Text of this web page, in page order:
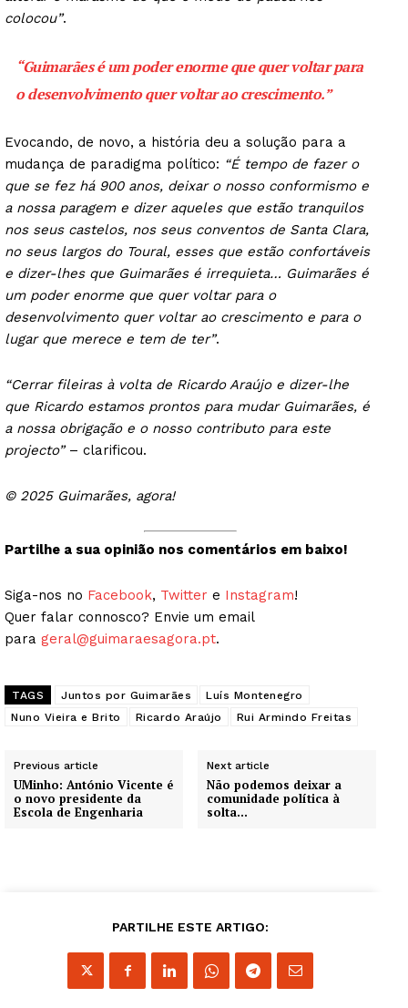
colocou”.
“Guimarães é um poder enorme que quer voltar para
o desenvolvimento quer voltar ao crescimento.”
Evocando, de novo, a história deu a solução para a
mudança de paradigma político: “É tempo de fazer o
que se fez há 900 anos, deixar o nosso conformismo e
a nossa paragem e dizer aqueles que estão tranquilos
nos seus castelos, nos seus conventos de Santa Clara,
no seus largos do Toural, esses que estão confortáveis
e dizer-lhes que Guimarães é irrequieta… Guimarães é
um poder enorme que quer voltar para o
desenvolvimento quer voltar ao crescimento e para o
lugar que merece e tem de ter”.
“Cerrar fileiras à volta de Ricardo Araújo e dizer-lhe
que Ricardo estamos prontos para mudar Guimarães, é
a nossa obrigação e o nosso contributo para este
projecto”– clarificou.
© 2025 Guimarães, agora!
Partilhe a sua opinião nos comentários em baixo!
Siga-nos no Facebook, Twitter e Instagram!
Quer falar connosco? Envie um email
para geral@guimaraesagora.pt.
TAGS Juntos por Guimarães
Luís Montenegro
Nuno Vieira e Brito
Ricardo Araújo Rui Armindo Freitas
Previous article
UMinho: António Vicente é
o novo presidente da
Escola de Engenharia
Next article
Não podemos deixar a
comunidade política à
solta…
PARTILHE ESTE ARTIGO: